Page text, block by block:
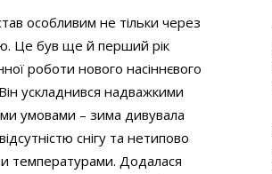
особливим не тільки через
Це був ще й перший рік
роботи нового насіннєвого
ускладнився надважкими
умовами – зима дивувала
снігу та нетипово
температурами. Додалася